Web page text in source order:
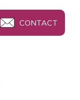
CONTACT